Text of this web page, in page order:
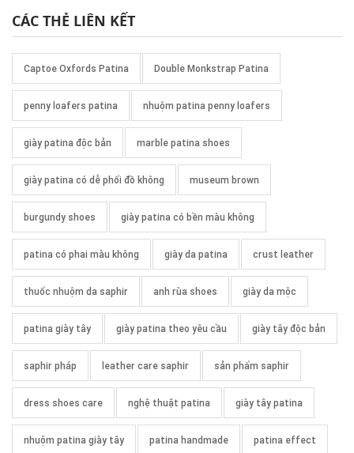
CÁC THẺ LIÊN KẾT
Captoe Oxfords Patina Double Monkstrap Patina
penny loafers patina nhuộm patina penny loafers
giày patina độc bản marble patina shoes
giày patina có dễ phối đồ không museum brown
burgundy shoes giày patina có bền màu không
patina có phai màu không giày da patina crust leather
thuốc nhuộm da saphir anh rùa shoes giày da mộc
patina giày tây giày patina theo yêu cầu giày tây độc bản
saphir pháp leather care saphir sản phẩm saphir
dress shoes care nghệ thuật patina giày tây patina
nhuộm patina giày tây patina handmade patina effect